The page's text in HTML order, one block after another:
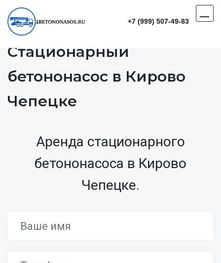
+7 (999) 507-49-83
Стационарный
бетононасос в Кирово
Чепецке
Аренда стационарного
бетононасоса в Кирово
Чепецке.